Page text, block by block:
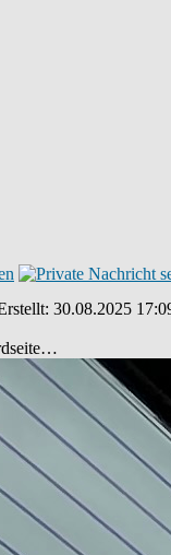
30.08.2025